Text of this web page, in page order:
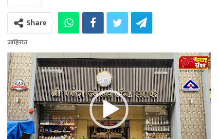
Share
जाहिरात
Video
Player